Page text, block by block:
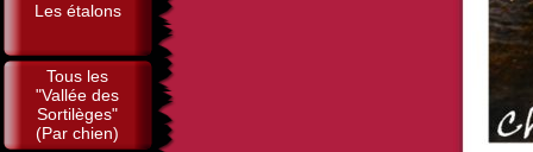
Les étalons
Tous les
"Vallée des
Sortilèges"
(Par chien)